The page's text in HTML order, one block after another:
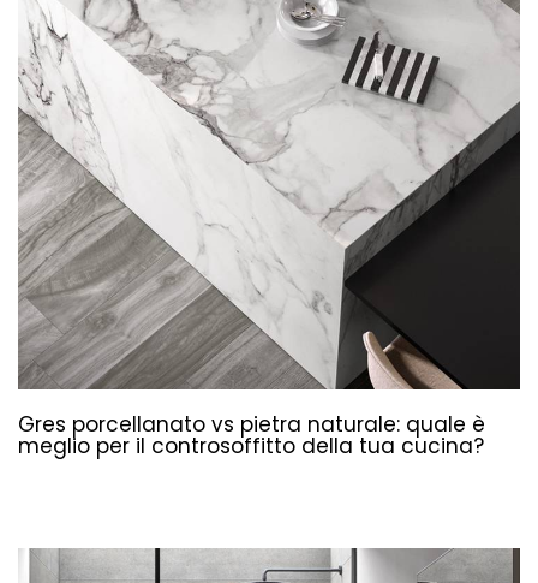
Gres porcellanato vs pietra naturale: quale è
meglio per il controsoffitto della tua cucina?